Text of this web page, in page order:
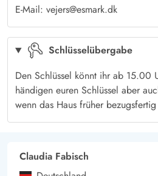
Wanderwege und ein kleines
der dänischen Westküste wandern
Sandstrand in Vejers sind es 1.800
und Wassersportler, oder um
Muscheln zu sammeln.
Zur nächsten Einkaufsmöglichkeit
gibt es zwei Supermärkte und kleine
Von Vejers aus kann man auch
E-Mail: vejers@esmark.dk
Schlüsselübergabe
Den Schlüssel könnt ihr ab 15.00
händigen euren Schlüssel aber
wenn das Haus früher
Claudia Fabisch